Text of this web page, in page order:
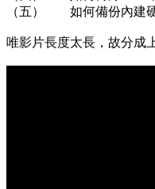
（五） 如何備份內建硬
唯影片長度太長，故分成